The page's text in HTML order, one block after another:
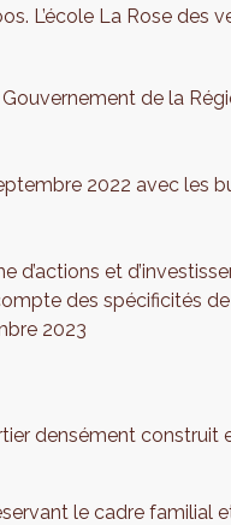
L’école La Rose des
de la
2022 avec les
d’actions et
des spécificités
2023
densément
le cadre familial